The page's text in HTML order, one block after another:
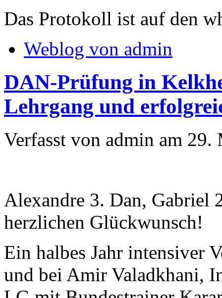
Das Protokoll ist auf den
Weblog von admin
DAN-Prüfung in
Lehrgang und
Verfasst von admin am
Alexandre 3. Dan, Gabriel
herzlichen Glückwunsch!
Ein halbes Jahr intensiver
und bei Amir Valadkhani,